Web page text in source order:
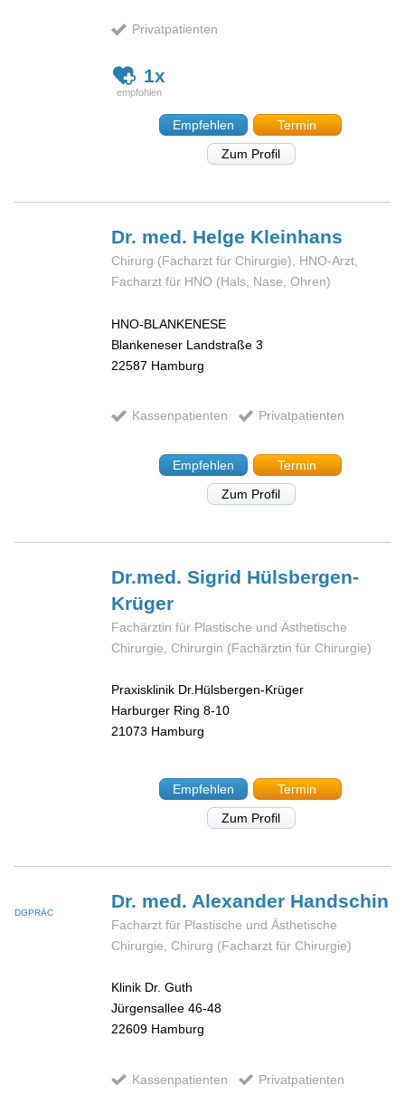
Privatpatienten
1x
Empfehlen
Termin
Zum Profil
Dr. med. Helge Kleinhans
Chirurg (Facharzt für Chirurgie), HNO-Arzt,
Facharzt für HNO (Hals, Nase, Ohren)
HNO-BLANKENESE
Blankeneser Landstraße 3
22587 Hamburg
Kassenpatienten Privatpatienten
Empfehlen
Termin
Zum Profil
Dr.med. Sigrid Hülsbergen-
Krüger
Fachärztin für Plastische und Ästhetische
Chirurgie, Chirurgin (Fachärztin für Chirurgie)
Praxisklinik Dr.Hülsbergen-Krüger
Harburger Ring 8-10
21073 Hamburg
Empfehlen
Termin
Zum Profil
DGPRÄC
Dr. med. Alexander Handschin
Facharzt für Plastische und Ästhetische
Chirurgie, Chirurg (Facharzt für Chirurgie)
Klinik Dr. Guth
Jürgensallee 46-48
22609 Hamburg
Kassenpatienten Privatpatienten